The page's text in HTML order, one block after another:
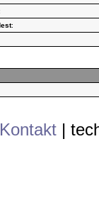
:
Kontakt |